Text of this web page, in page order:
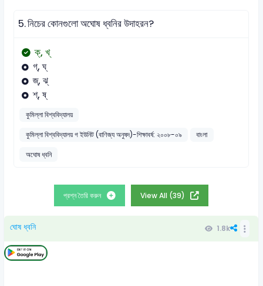
5.নিচের কোনগুলো অঘোষ ধ্বনির উদাহরন?
ক্, খ্
গ্, ঘ্
জ্, ঝ্
শ্, ষ্
কুমিল্লা বিশ্ববিদ্যালয়
কুমিল্লা বিশ্ববিদ্যালয় গ ইউনিট (বাণিজ্য অনুষদ)-শিক্ষাবর্ষ: ২০০৮-০৯
বাংলা
অঘোষ ধ্বনি
প্রশ্ন তৈরি করুন View All (39)
ঘোষ ধ্বনি 1.8k